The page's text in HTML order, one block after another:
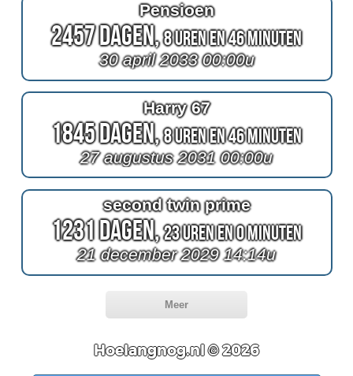
Pensioen
2457 Dagen,8 Uren en 46 Minuten
30 april 2033 00:00u
Harry 67
1845 Dagen,8 Uren en 46 Minuten
27 augustus 2031 00:00u
second twin prime
1231 Dagen,23 Uren en 0 Minuten
21 december 2029 14:14u
Meer
Hoelangnog.nl © 2026